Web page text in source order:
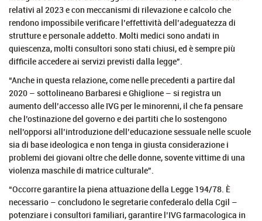
relativi al 2023 e con meccanismi di rilevazione e calcolo che
rendono impossibile verificare l’effettività dell’adeguatezza di
strutture e personale addetto. Molti medici sono andati in
quiescenza, molti consultori sono stati chiusi, ed è sempre più
difficile accedere ai servizi previsti dalla legge”.
“Anche in questa relazione, come nelle precedenti a partire dal
2020 – sottolineano Barbaresi e Ghiglione – si registra un
aumento dell’accesso alle IVG per le minorenni, il che fa pensare
che l’ostinazione del governo e dei partiti che lo sostengono
nell’opporsi all’introduzione dell’educazione sessuale nelle scuole
sia di base ideologica e non tenga in giusta considerazione i
problemi dei giovani oltre che delle donne, sovente vittime di una
violenza maschile di matrice culturale”.
“Occorre garantire la piena attuazione della Legge 194/78. È
necessario – concludono le segretarie confederalo della Cgil –
potenziare i consultori familiari, garantire l’IVG farmacologica in